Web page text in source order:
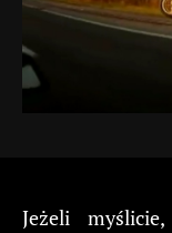
Jeżeli